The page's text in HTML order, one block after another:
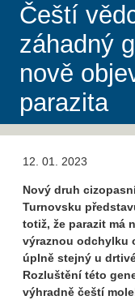
Čeští
záhadný
nově
parazita
12. 01. 2023
Nový druh
Turnovsku
totiž, že parazit má
výraznou odchylku
úplně stejný u
Rozluštění této
výhradně čeští